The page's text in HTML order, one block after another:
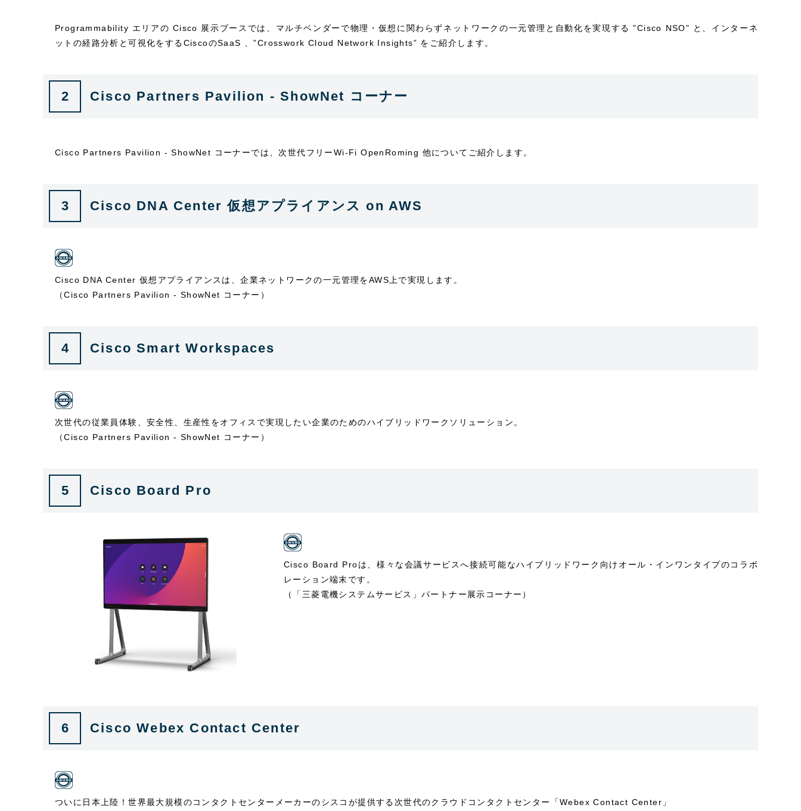
Programmability エリアの Cisco 展示ブースでは、マルチベンダーで物理・仮想に関わらずネットワークの一元管理と自動化を実現する "Cisco NSO" と、インターネ
ットの経路分析と可視化をするCiscoのSaaS 、”Crosswork Cloud Network Insights” をご紹介します。
2 Cisco Partners Pavilion - ShowNet コーナー
Cisco Partners Pavilion - ShowNet コーナーでは、次世代フリーWi-Fi OpenRoming 他についてご紹介します。
3 Cisco DNA Center 仮想アプライアンス on AWS
Cisco DNA Center 仮想アプライアンスは、企業ネットワークの一元管理をAWS上で実現します。
（Cisco Partners Pavilion - ShowNet コーナー）
4 Cisco Smart Workspaces
次世代の従業員体験、安全性、生産性をオフィスで実現したい企業のためのハイブリッドワークソリューション。
（Cisco Partners Pavilion - ShowNet コーナー）
5 Cisco Board Pro
Cisco Board Proは、様々な会議サービスへ接続可能なハイブリッドワーク向けオール・インワンタイプのコラボ
レーション端末です。
（「三菱電機システムサービス」パートナー展示コーナー）
6 Cisco Webex Contact Center
ついに日本上陸！世界最大規模のコンタクトセンターメーカーのシスコが提供する次世代のクラウドコンタクトセンター「Webex Contact Center」